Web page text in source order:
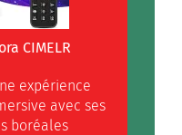
CIMELR
expérience
avec ses
boréales